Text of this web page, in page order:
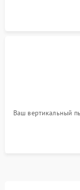
Ваш вертикальный